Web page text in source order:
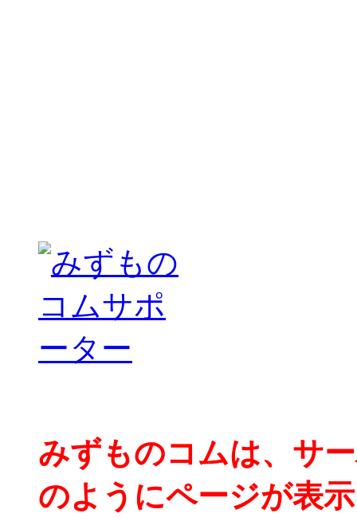
みずものコムは、サ
のようにページが表